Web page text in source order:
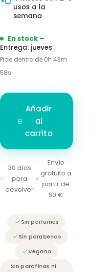
usos a la
semana
En stock –
Entrega: jueves
Pide dentro de 0h 43m
56s
Añadir
al
carrito
30 días
para
devolver
Envío
gratuito a
partir de
60 €
Sin perfumes
Sin parabenos
Vegano
Sin parafinas ni